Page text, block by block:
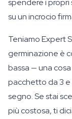
spendere i propri
su un incrocio
Teniamo Expert
germinazione è
bassa — una
pacchetto da 3 e
segno. Se stai
più costosa, ti